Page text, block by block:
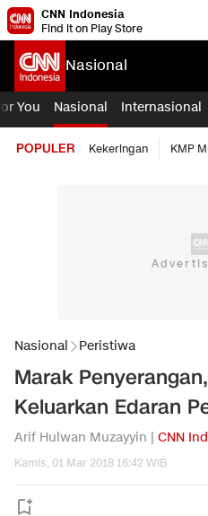
CNN Indonesia
Find it on Play Store
Nasional
You Nasional Internasional
POPULER Kekeringan KMP
Nasional Peristiwa
Marak
Keluarkan Edaran
Arif Hulwan Muzayyin | CNN
Kamis, 01 Mar 2018 16:42 WIB